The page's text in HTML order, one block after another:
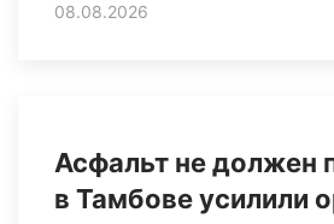
08.08.2026
Асфальт не должен
в Тамбове усилили